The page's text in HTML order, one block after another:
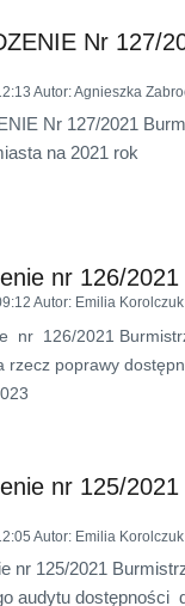
Nr 127/
Autor: Agnieszka
Nr 127/2021
na 2021 rok
nr 126/
Autor: Emilia Korolczuk
nr 126/2021
rzecz poprawy
nr 125/
Autor: Emilia Korolczuk
nr 125/2021
audytu dostępności